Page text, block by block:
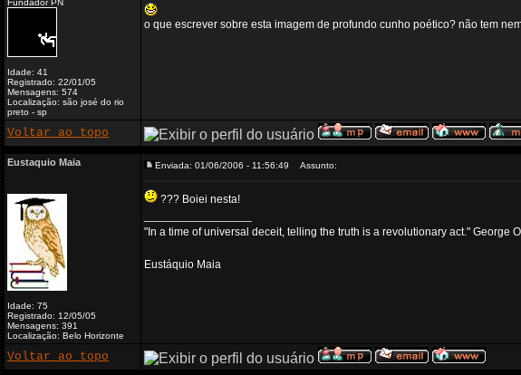
Fundador PN
Idade: 41
Registrado: 22/01/05
Mensagens: 574
Localização: são josé do rio
preto - sp
o que escrever sobre esta imagem de profundo cunho poético? não tem
Voltar ao topo
Eustaquio Maia
Idade: 75
Registrado: 12/05/05
Mensagens: 391
Localização: Belo Horizonte
Enviada: 01/06/2006 - 11:56:49 Assunto:
??? Boiei nesta!
"In a time of universal deceit, telling the truth is a revolutionary act." George
Eustáquio Maia
Voltar ao topo